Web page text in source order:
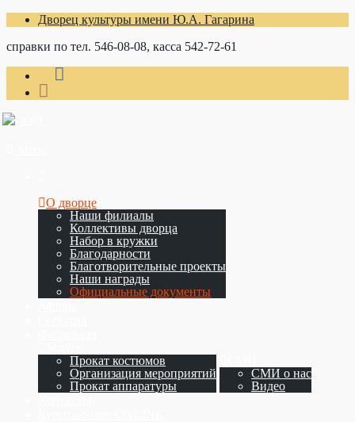
Дворец культуры имени Ю.А. Гагарина
справки по тел. 546-08-08, касса 542-72-61
О дворце
Наши филиалы
Коллективы дворца
Набор в кружки
Благодарности
Благотворительные проекты
Наши награды
Официальные документы
Прокат костюмов
Организация мероприятий
Прокат аппаратуры
СМИ о нас
Видео